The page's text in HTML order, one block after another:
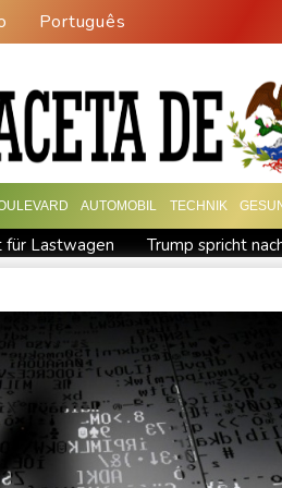
Português
AUTOMOBIL TECHNIK
für Lastwagen
Trump spricht
"Rente mit 63":
Falschinformationen
seit Beginn von Ukraine-